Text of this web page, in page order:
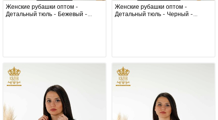
Женские рубашки оптом -
Детальный тюль - Бежевый -
Женские рубашки оптом -
Детальный тюль - Черный -